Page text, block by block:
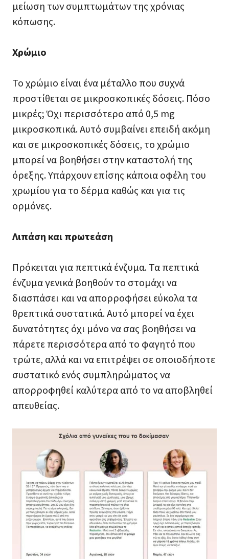
μείωση των συμπτωμάτων της χρόνιας
κόπωσης.
Χρώμιο
Το χρώμιο είναι ένα μέταλλο που συχνά
προστίθεται σε μικροσκοπικές δόσεις. Πόσο
μικρές; Όχι περισσότερο από 0,5 mg
μικροσκοπικά. Αυτό συμβαίνει επειδή ακόμη
και σε μικροσκοπικές δόσεις, το χρώμιο
μπορεί να βοηθήσει στην καταστολή της
όρεξης. Υπάρχουν επίσης κάποια οφέλη του
χρωμίου για το δέρμα καθώς και για τις
ορμόνες.
Λιπάση και πρωτεάση
Πρόκειται για πεπτικά ένζυμα. Τα πεπτικά
ένζυμα γενικά βοηθούν το στομάχι να
διασπάσει και να απορροφήσει εύκολα τα
θρεπτικά συστατικά. Αυτό μπορεί να έχει
δυνατότητες όχι μόνο να σας βοηθήσει να
πάρετε περισσότερα από το φαγητό που
τρώτε, αλλά και να επιτρέψει σε οποιοδήποτε
συστατικό ενός συμπληρώματος να
απορροφηθεί καλύτερα από το να αποβληθεί
απευθείας.